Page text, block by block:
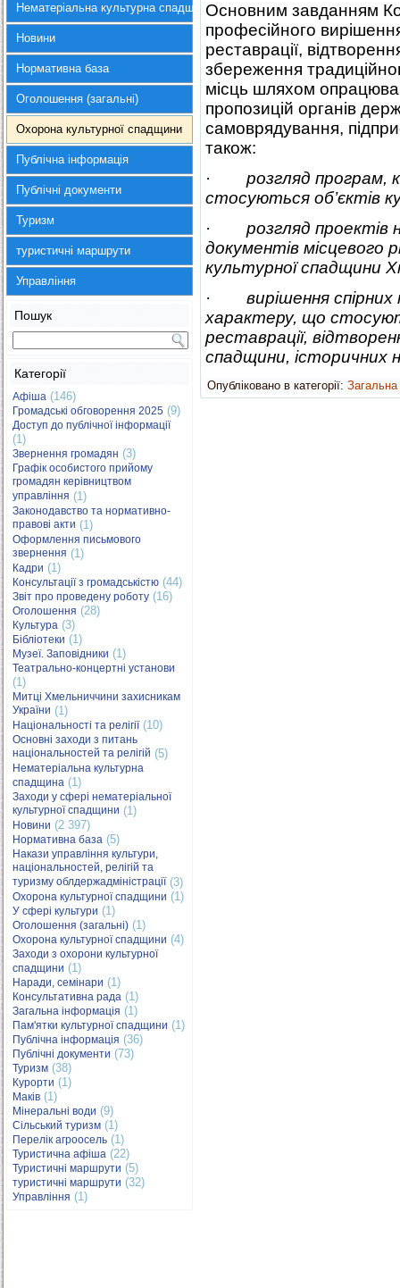
Нематеріальна культурна спадщина
Новини
Нормативна база
Оголошення (загальні)
Охорона культурної спадщини
Публічна інформація
Публічні документи
Туризм
туристичні маршрути
Управління
Пошук
Категорії
Афіша (146)
Громадські обговорення 2025 (9)
Доступ до публічної інформації
(1)
Звернення громадян (3)
Графік особистого прийому
громадян керівництвом
управління (1)
Законодавство та нормативно-
правові акти (1)
Оформлення письмового
звернення (1)
Кадри (1)
Консультації з громадськістю (44)
Звіт про проведену роботу (16)
Оголошення (28)
Культура (3)
Бібліотеки (1)
Музеї. Заповідники (1)
Театрально-концертні установи
(1)
Митці Хмельниччини захисникам
України (1)
Національності та релігії(10)
Основні заходи з питань
національностей та релігій (5)
Нематеріальна культурна
спадщина (1)
Заходи у сфері нематеріальної
культурної спадщини (1)
Новини (2 397)
Нормативна база (5)
Накази управління культури,
національностей, релігій та
туризму облдержадміністрації(3)
Охорона культурної спадщини (1)
У сфері культури (1)
Оголошення (загальні) (1)
Охорона культурної спадщини (4)
Заходи з охорони культурної
спадщини (1)
Наради, семінари (1)
Консультативна рада (1)
Загальна інформація (1)
Пам'ятки культурної спадщини (1)
Публічна інформація (36)
Публічні документи (73)
Туризм (38)
Курорти (1)
Маків (1)
Мінеральні води (9)
Сільський туризм (1)
Перелік агроосель (1)
Туристична афіша (22)
Туристичні маршрути (5)
туристичні маршрути (32)
Управління (1)
Основним завданням
професійного
реставрації,
збереження
місць шляхом
пропозицій органів
самоврядування,
також:
·
розгляд програм,
стосуються об’єктів
· розгляд проектів
документів місцевого
культурної спадщини
· вирішення спірних
характеру, що
реставрації,
спадщини, історичних
Опубліковано в категорії: Загальна